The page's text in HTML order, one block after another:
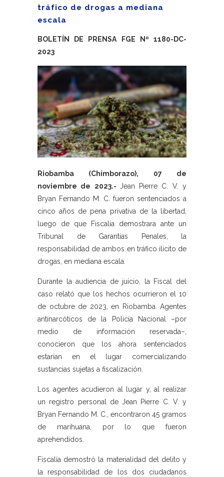
tráfico de drogas a mediana
escala
BOLETÍN DE PRENSA FGE Nº 1180-DC-
2023
Riobamba (Chimborazo), 07 de
noviembre de 2023.- Jean Pierre C. V. y
Bryan Fernando M. C. fueron sentenciados a
cinco años de pena privativa de la libertad,
luego de que Fiscalía demostrara ante un
Tribunal de Garantías Penales, la
responsabilidad de ambos en tráfico ilícito de
drogas, en mediana escala.
Durante la audiencia de juicio, la Fiscal del
caso relató que los hechos ocurrieron el 10
de octubre de 2023, en Riobamba. Agentes
antinarcóticos de la Policía Nacional –por
medio de información reservada–,
conocieron que los ahora sentenciados
estarían en el lugar comercializando
sustancias sujetas a fiscalización.
Los agentes acudieron al lugar y, al realizar
un registro personal de Jean Pierre C. V. y
Bryan Fernando M. C., encontraron 45 gramos
de marihuana, por lo que fueron
aprehendidos.
Fiscalía demostró la materialidad del delito y
la responsabilidad de los dos ciudadanos